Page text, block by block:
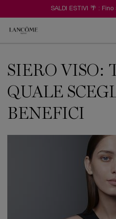
SALDI ESTIVI 🌴 :
SIERO VISO:
QUALE
BENEFICI